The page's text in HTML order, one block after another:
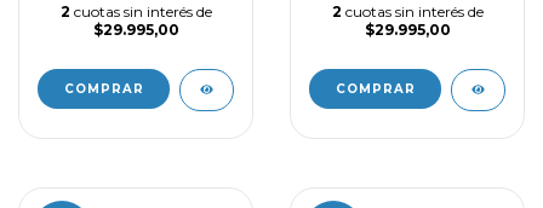
2 cuotas sin interés de
$29.995,00
COMPRAR
2 cuotas sin interés de
$29.995,00
COMPRAR